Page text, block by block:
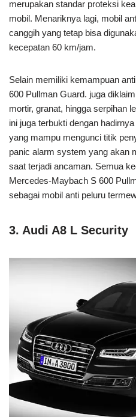
merupakan standar proteksi
mobil. Menariknya lagi, mobil
canggih yang tetap bisa
kecepatan 60 km/jam.
Selain memiliki kemampuan
600 Pullman Guard. juga
mortir, granat, hingga serpihan
ini juga terbukti dengan
yang mampu mengunci titik
panic alarm system yang akan
saat terjadi ancaman. Semua
Mercedes-Maybach S 600
sebagai mobil anti peluru
3. Audi A8 L Security